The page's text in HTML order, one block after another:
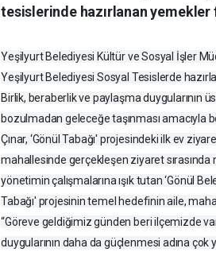
tesislerinde hazırlanan
Yeşilyurt Belediyesi Kültür ve Sosyal İşler
Yeşilyurt Belediyesi Sosyal Tesislerde
Birlik, beraberlik ve paylaşma duygularının
bozulmadan geleceğe taşınması amacıyla
Çınar, ‘Gönül Tabağı' projesindeki ilk ev
mahallesinde gerçekleşen ziyaret sırasında
yönetimin çalışmalarına ışık tutan ‘Gönül
Tabağı' projesinin temel hedefinin aile,
“Göreve geldiğimiz günden beri ilçemizde
duygularının daha da güçlenmesi adına